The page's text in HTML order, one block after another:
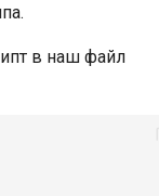
в наш файл